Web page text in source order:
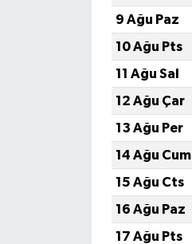
9 Ağu Paz
10 Ağu Pts
11 Ağu Sal
12 Ağu Çar
13 Ağu Per
14 Ağu Cum
15 Ağu Cts
16 Ağu Paz
17 Ağu Pts